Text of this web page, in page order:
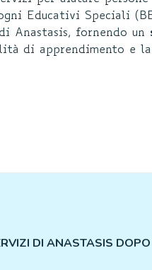
Educativi Speciali
Anastasis, fornendo un
di apprendimento e
DI ANASTASIS